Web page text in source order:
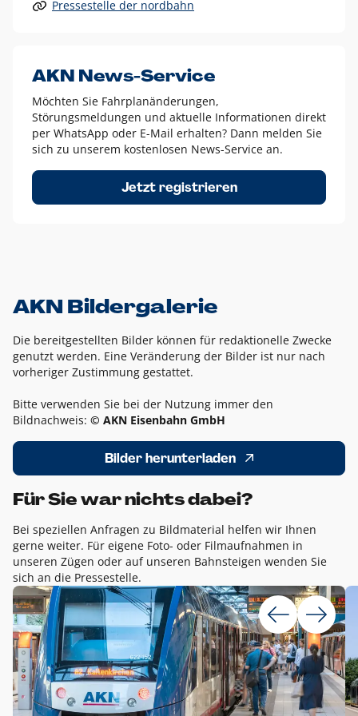
Alle anderen Logo-Varianten dürfen nur in Ausnahmefällen
Diese Ausnahmen sind zum Beispiel:
dem AKN Blau,
weißes Logo auf Fotohintergründen,
schwarzes Logo für reine Schwarz-Weiß-Umsetzungen
Um das Logo herum muss ein Schutzraum von jeweils einer
Höhe bzw. Breite des N aus AKN in alle Richtungen
Pressestelle der nordbahn
AKN News-Service
Möchten Sie Fahrplanänderungen,
Störungsmeldungen und aktuelle Informationen direkt
per WhatsApp oder E-Mail erhalten? Dann melden Sie
sich zu unserem kostenlosen News-Service an.
Jetzt registrieren
AKN Bildergalerie
Die bereitgestellten Bilder können für redaktionelle Zwecke
genutzt werden. Eine Veränderung der Bilder ist nur nach
vorheriger Zustimmung gestattet.
Bitte verwenden Sie bei der Nutzung immer den
Bildnachweis: © AKN Eisenbahn GmbH
Bilder herunterladen
Für Sie war nichts dabei?
Bei speziellen Anfragen zu Bildmaterial helfen wir Ihnen
gerne weiter. Für eigene Foto- oder Filmaufnahmen in
unseren Zügen oder auf unseren Bahnsteigen wenden Sie
sich an die Pressestelle.